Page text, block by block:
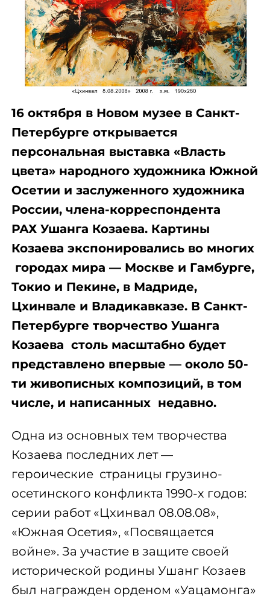
16 октября в Новом музее в Санкт-
Петербурге открывается
персональная выставка «Власть
цвета» народного художника Южной
Осетии и заслуженного художника
России, члена-корреспондента
РАХ Ушанга Козаева. Картины
Козаева экспонировались во многих
городах мира — Москве и Гамбурге,
Токио и Пекине, в Мадриде,
Цхинвале и Владикавказе. В Санкт-
Петербурге творчество Ушанга
Козаева столь масштабно будет
представлено впервые — около 50-
ти живописных композиций, в том
числе, и написанных недавно.
Одна из основных тем творчества
Козаева последних лет —
героические страницы грузино-
осетинского конфликта 1990-х годов:
серии работ «Цхинвал 08.08.08»,
«Южная Осетия», «Посвящается
войне». За участие в защите своей
исторической родины Ушанг Козаев
был награжден орденом «Уацамонга»